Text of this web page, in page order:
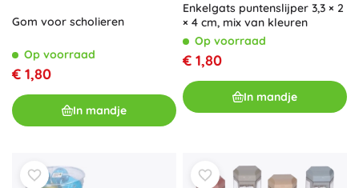
Gom voor scholieren
Op voorraad
€ 1,80
In mandje
Enkelgats puntenslijper 3,3 × 2
× 4 cm, mix van kleuren
Op voorraad
€ 1,80
In mandje